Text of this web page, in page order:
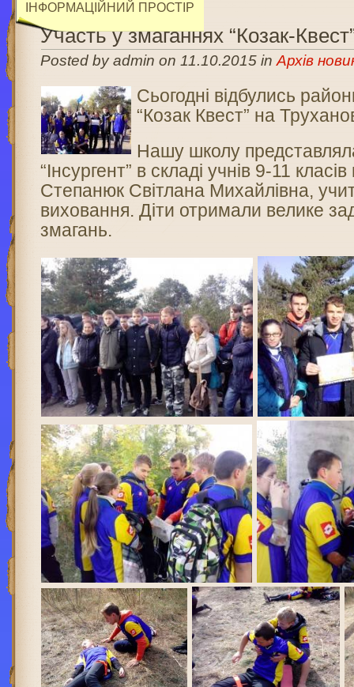
ІНФОРМАЦІЙНИЙ ПРОСТІР
Участь у змаганнях “Козак-
Posted by admin on 11.10.2015 inАрхів
Сьогодні відбулись
“Козак Квест” на
Нашу школу
“Інсургент” в складі учнів 9-11
Степанюк Світлана Михайлівна,
виховання. Діти отримали велике
змагань.